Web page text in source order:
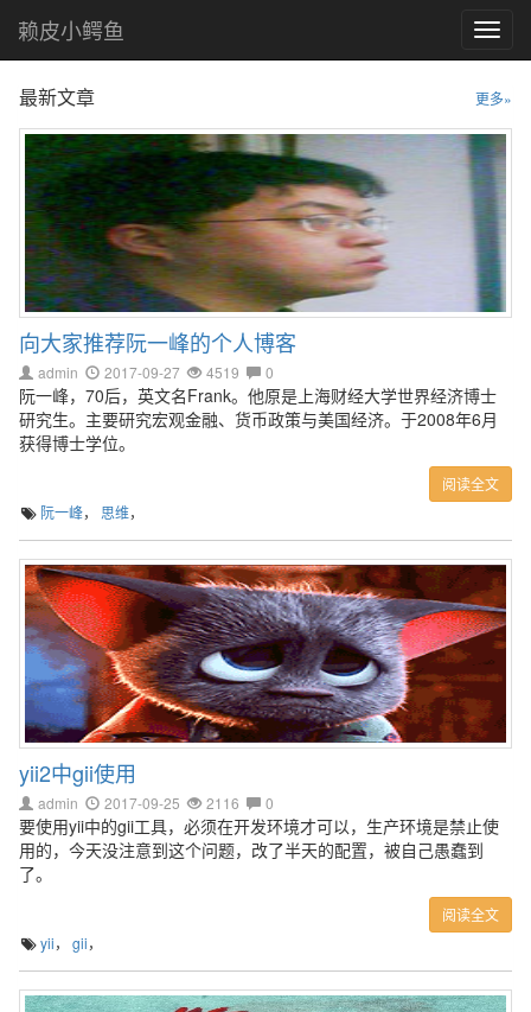
赖皮小鳄鱼
最新文章 更多»
向大家推荐阮一峰的个人博客
admin 2017-09-27 4519 0
阮一峰，70后，英文名Frank。他原是上海财经大学世界经济博士
研究生。主要研究宏观金融、货币政策与美国经济。于2008年6月
获得博士学位。
阅读全文
阮一峰， 思维，
yii2中gii使用
admin 2017-09-25 2116 0
要使用yii中的gii工具，必须在开发环境才可以，生产环境是禁止使
用的，今天没注意到这个问题，改了半天的配置，被自己愚蠢到
了。
阅读全文
yii， gii，